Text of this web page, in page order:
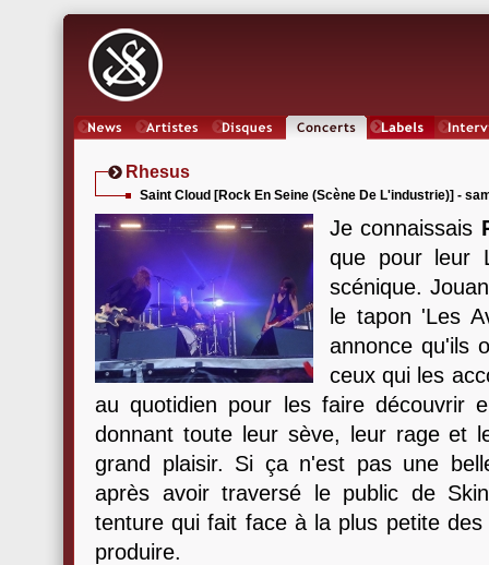
Rhesus
Saint Cloud [Rock En Seine (Scène De L'industrie)] -
Je connaissais
que pour leur
scénique.
le tapon 'Les
annonce qu'ils
ceux qui les
au quotidien pour les faire découvrir
donnant toute leur sève, leur rage et
grand plaisir. Si ça n'est pas une
après avoir traversé le public de
tenture qui fait face à la plus petite
produire.